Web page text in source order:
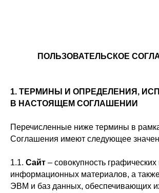
ПОЛЬЗОВАТЕЛЬСКОЕ
1. ТЕРМИНЫ И ОПРЕДЕЛЕНИЯ,
В НАСТОЯЩЕМ СОГЛАШЕНИИ
Перечисленные ниже термины в
Соглашения имеют следующее
1.1. Сайт – совокупность графических
информационных материалов, а
ЭВМ и баз данных, обеспечивающих